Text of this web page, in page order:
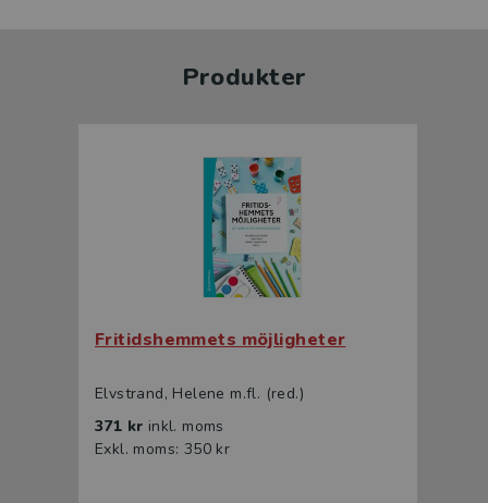
Produkter
Fritidshemmets möjligheter
Elvstrand, Helene m.fl. (red.)
371 kr inkl. moms
Exkl. moms: 350 kr